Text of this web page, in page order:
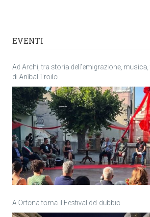
EVENTI
Ad Archi, tra storia dell’emigrazione,
di Anìbal Troilo
A Ortona torna il Festival del dubbio